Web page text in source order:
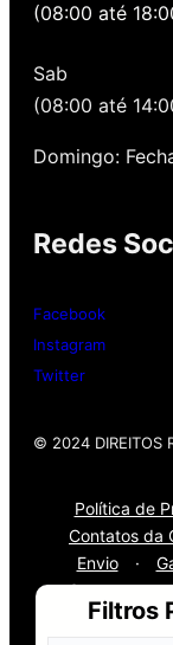
Filtros
Temos
nossa
Então,
(08:00 até
Sab
(08:00 até
Domingo:
Redes
Facebook
Instagram
Twitter
© 2024 DIREITOS
Política de
Contatos da
Envio
·
Segurança